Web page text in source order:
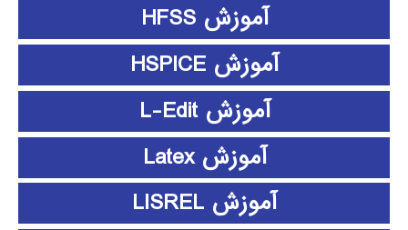
آموزش HFSS
آموزش HSPICE
آموزش L-Edit
آموزش Latex
آموزش LISREL